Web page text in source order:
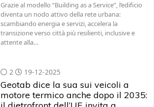
Grazie al modello “Building as a Service”, l’edificio
diventa un nodo attivo della rete urbana:
scambiando energia e servizi, accelera la
transizione verso città più resilienti, inclusive e
attente alla…
2 19-12-2025
Geotab dice la sua sui veicoli a
motore termico anche dopo il 2035: